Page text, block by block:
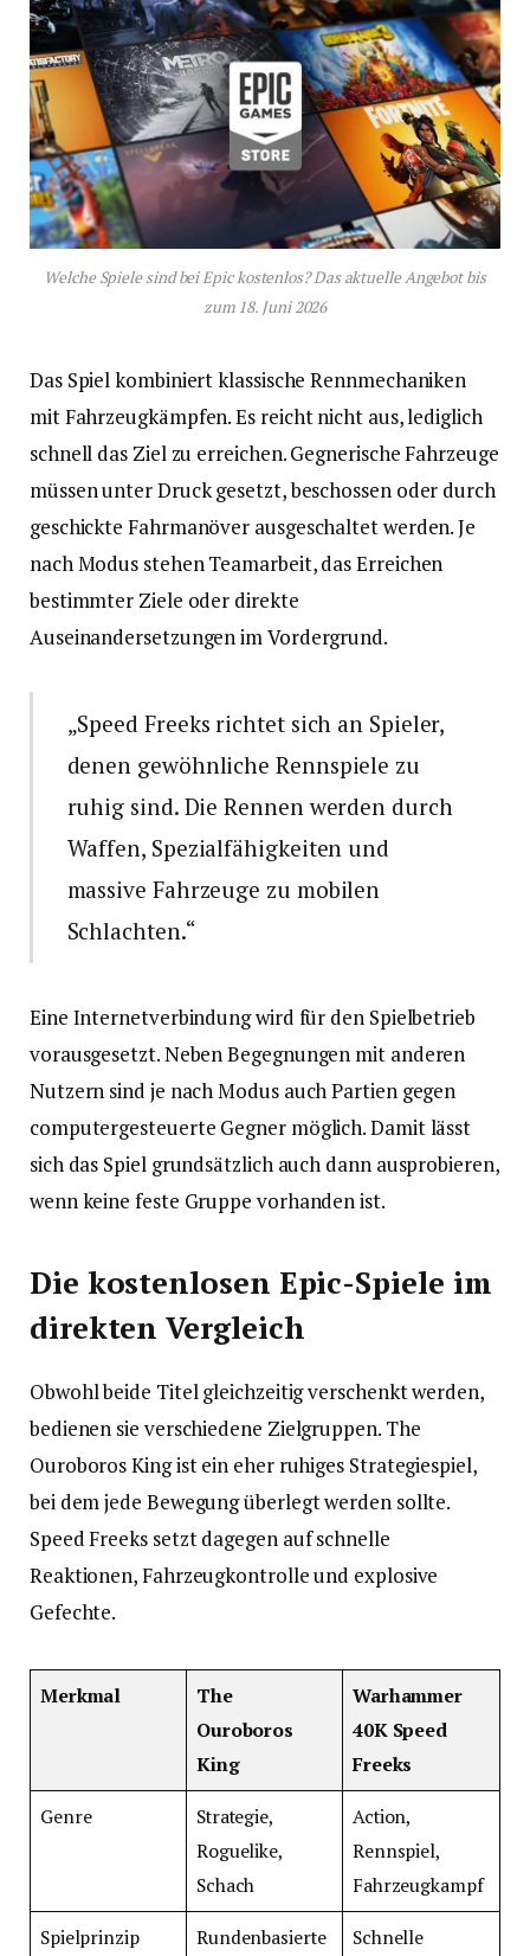
Welche Spiele sind bei Epic kostenlos? Das aktuelle Angebot bis
zum 18. Juni 2026
Das Spiel kombiniert klassische Rennmechaniken
mit Fahrzeugkämpfen. Es reicht nicht aus, lediglich
schnell das Ziel zu erreichen. Gegnerische Fahrzeuge
müssen unter Druck gesetzt, beschossen oder durch
geschickte Fahrmanöver ausgeschaltet werden. Je
nach Modus stehen Teamarbeit, das Erreichen
bestimmter Ziele oder direkte
Auseinandersetzungen im Vordergrund.
„Speed Freeks richtet sich an Spieler,
denen gewöhnliche Rennspiele zu
ruhig sind. Die Rennen werden durch
Waffen, Spezialfähigkeiten und
massive Fahrzeuge zu mobilen
Schlachten.“
Eine Internetverbindung wird für den Spielbetrieb
vorausgesetzt. Neben Begegnungen mit anderen
Nutzern sind je nach Modus auch Partien gegen
computergesteuerte Gegner möglich. Damit lässt
sich das Spiel grundsätzlich auch dann ausprobieren,
wenn keine feste Gruppe vorhanden ist.
Die kostenlosen Epic-Spiele im
direkten Vergleich
Obwohl beide Titel gleichzeitig verschenkt werden,
bedienen sie verschiedene Zielgruppen. The
Ouroboros King ist ein eher ruhiges Strategiespiel,
bei dem jede Bewegung überlegt werden sollte.
Speed Freeks setzt dagegen auf schnelle
Reaktionen, Fahrzeugkontrolle und explosive
Gefechte.
Merkmal
The
Ouroboros
King
Warhammer
40K Speed
Freeks
Genre
Strategie,
Roguelike,
Schach
Action,
Rennspiel,
Fahrzeugkampf
Spielprinzip
Rundenbasierte
Schnelle